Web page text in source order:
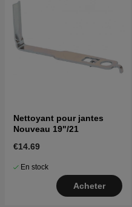
Nettoyant pour jantes
Nouveau 19"/21
€14.69
En stock
Acheter